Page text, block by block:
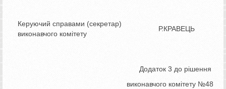
Керуючий справами (секретар)
виконавчого комітету
Р.КРАВЕЦЬ
Додаток 3 до рішення
виконавчого комітету №48